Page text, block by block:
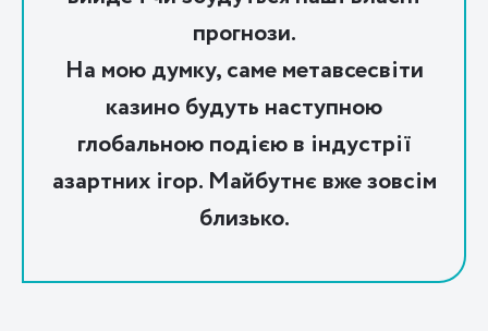
прогнози.
На мою думку, саме метавсесвіти
казино будуть наступною
глобальною подією в індустрії
азартних ігор. Майбутнє вже зовсім
близько.